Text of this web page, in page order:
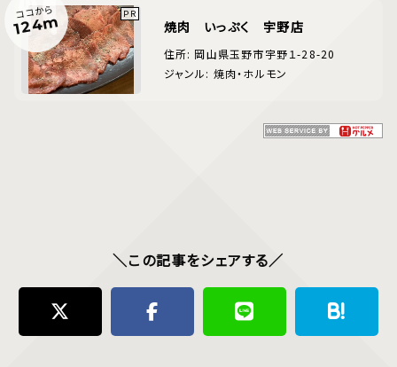
ココから
124m 焼肉 いっぷく 宇野店
住所: 岡山県玉野市宇野１-28-20
ジャンル: 焼肉・ホルモン
＼この記事をシェアする／